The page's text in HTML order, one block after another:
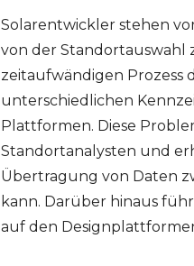
Solarentwickler stehen
von der
zeitaufwändigen
unterschiedlichen
Plattformen. Diese
Standortanalysten und
Übertragung von Daten
kann. Darüber hinaus
auf den